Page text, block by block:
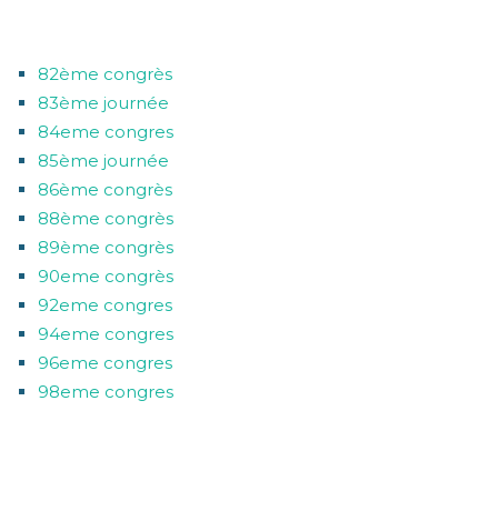
82ème congrès
83ème journée
84eme congres
85ème journée
86ème congrès
88ème congrès
89ème congrès
90eme congrès
92eme congres
94eme congres
96eme congres
98eme congres